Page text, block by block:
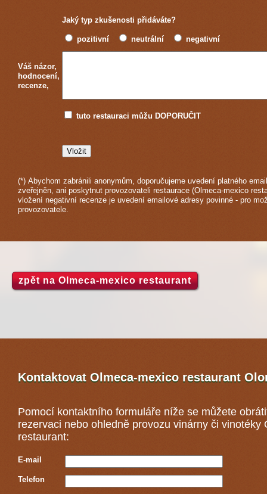
Jaký typ zkušenosti přidáváte?
pozitivní neutrální negativní
Váš názor,
hodnocení,
recenze,
tuto restauraci můžu DOPORUČIT
(*) Abychom zabránili anonymům, doporučujeme uvedení platného
zveřejněn, ani poskytnut provozovateli restaurace (Olmeca-mexico
vložení negativní recenze je uvedení emailové adresy povinné - pro
provozovatele.
zpět na Olmeca-mexico restaurant
Kontaktovat Olmeca-mexico restaurant
Pomocí kontaktního formuláře níže se můžete
rezervaci nebo ohledně provozu vinárny či vinotéky
restaurant:
E-mail
Telefon